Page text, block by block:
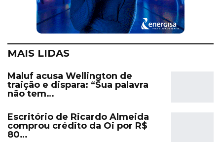
MAIS LIDAS
Maluf acusa Wellington de
traição e dispara: “Sua palavra
não tem…
Escritório de Ricardo Almeida
comprou crédito da Oi por R$
80…